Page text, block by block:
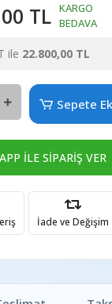
TL KARGO
BEDAVA
ile 22.800,00 TL
Sepete
İLE SİPARİŞ VER
İade ve Değişim